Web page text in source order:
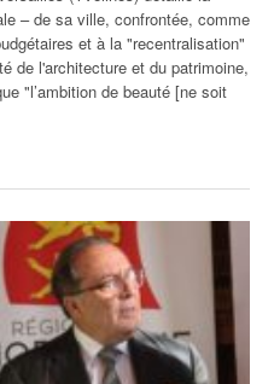
– de sa ville, confrontée, comme
et à la "recentralisation"
de l'architecture et du patrimoine,
"l’ambition de beauté [ne soit